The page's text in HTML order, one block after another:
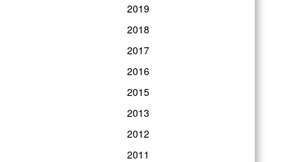
2019
2018
2017
2016
2015
2013
2012
2011